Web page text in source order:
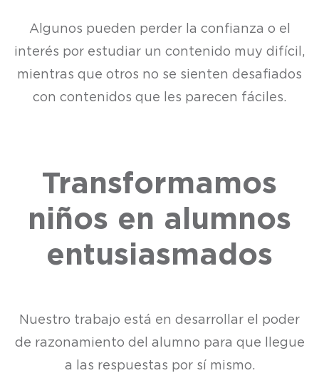
Algunos pueden perder la confianza o el
interés por estudiar un contenido muy difícil,
mientras que otros no se sienten desafiados
con contenidos que les parecen fáciles.
Transformamos
niños en alumnos
entusiasmados
Nuestro trabajo está en desarrollar el poder
de razonamiento del alumno para que llegue
a las respuestas por sí mismo.